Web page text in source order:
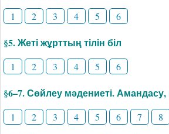
1 2 3 4 5 6
§5. Жеті жұрттың тілін біл
1 2 3 4 5 6
§6–7. Сөйлеу мәдениеті.
1 2 3 4 5 6 7 8